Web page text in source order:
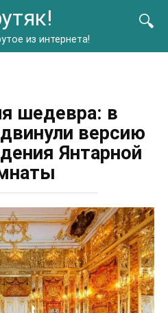
из интернета!
шедевра: в
версию
Янтарной